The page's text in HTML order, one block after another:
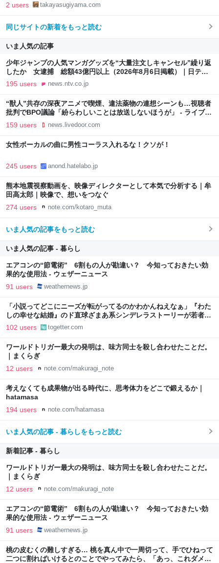
2 users takayasugiyama.com
同じサイトの新着をもっと読む
いま人気の記事
少年ジャンプの人気マンガグッズを“大量注文しキャンセル”繰り返
したか 女逮捕 総額43億円以上（2026年8月6日掲載）｜日テレ
NEWS NNN
195 users news.ntv.co.jp
“獣人”共存の深夜アニメで喫煙、違法薬物の連想シーンも…視聴者
批判でBPO議論「紛らわしいことは放送しないほうが」 - ライブド
アニュース
159 users news.livedoor.com
女性ボーカルの曲に男性コーラス入れるな！クソが！
245 users anond.hatelabo.jp
熊本地震視察動画を、映像ディレクターとして本気で分析する｜牟
田高太郎｜映像で、想いをつなぐ
274 users note.com/kotaro_muta
いま人気の記事をもっと読む
いま人気の記事 - 暮らし
エアコンの“節電術” 6割もの人が勘違い？ 今知っておきたい効
果的な使用法 - ウェザーニュース
91 users weathernews.jp
「小説ってどこにニーズが転がってるのかわかんねえなぁ」『わた
しの幸せな結婚』のド直球ざまあ系シンデレラストーリーが若者に
ヒットしているという事実に考え込む
102 users togetter.com
ワールドトリガー最大の発明は、味方同士を殺し合わせたことだ。
｜まくらぎ
12 users note.com/makuragi_note
考えなくても成果物が出る時代に、思考体力をどこで鍛えるか｜
hatamasa
194 users note.com/hatamasa
いま人気の記事 - 暮らしをもっと読む
新着記事 - 暮らし
ワールドトリガー最大の発明は、味方同士を殺し合わせたことだ。
｜まくらぎ
12 users note.com/makuragi_note
エアコンの“節電術” 6割もの人が勘違い？ 今知っておきたい効
果的な使用法 - ウェザーニュース
91 users weathernews.jp
桃の皮むくの難しすぎる… 桃を真ん中で一周切って、手でひねって
二つに割ればいけるとのことでやってみたら、「あっ、これダメ